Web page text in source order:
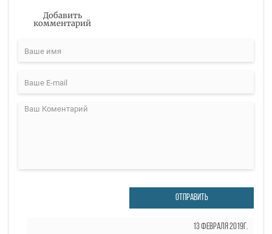
Добавить
комментарий
ОТПРАВИТЬ
13 Февраля 2019г.